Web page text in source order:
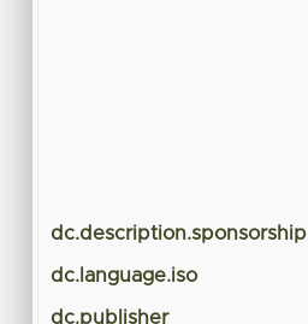
dc.description.sponsorship
dc.language.iso
dc.publisher